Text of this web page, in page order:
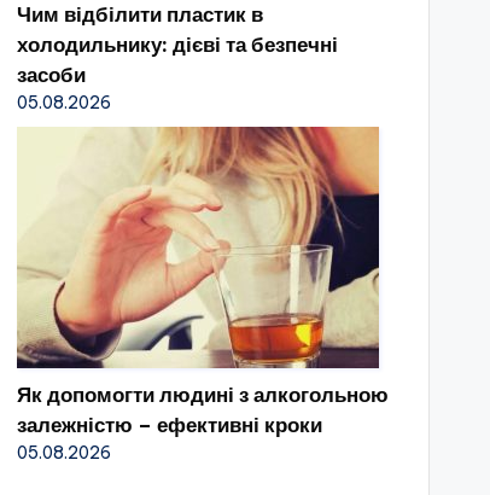
Чим відбілити пластик в
холодильнику: дієві та безпечні
засоби
05.08.2026
Як допомогти людині з алкогольною
залежністю – ефективні кроки
05.08.2026